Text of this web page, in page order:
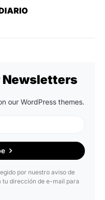
Newsletters
our WordPress themes.
por nuestro aviso de
tu dirección de e-mail para